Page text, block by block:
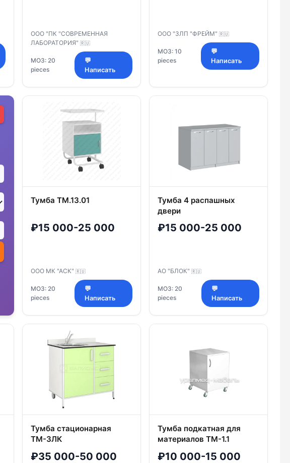
ООО "ПК "СОВРЕМЕННАЯ
ЛАБОРАТОРИЯ"
🇷🇺
МОЗ: 20
pieces
💬
Написать
ООО "ЗЛП "ФРЕЙМ" 🇷🇺
МОЗ: 10
pieces
💬
Написать
Тумба ТМ.13.01
₽15 000-25 000
ООО МК "АСК" 🇷🇺
МОЗ: 20
pieces
💬
Написать
Тумба 4 распашных
двери
₽15 000-25 000
АО "БЛОК" 🇷🇺
МОЗ: 20
pieces
💬
Написать
Тумба стационарная
ТМ-3ЛК
₽35 000-50 000
Тумба подкатная для
материалов ТМ-1.1
₽10 000-15 000